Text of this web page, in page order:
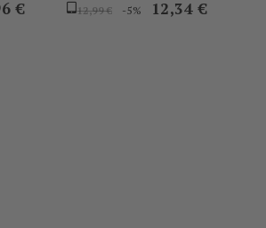
€
Prezzo
12,99 € -5% Prezzo
12,34 €